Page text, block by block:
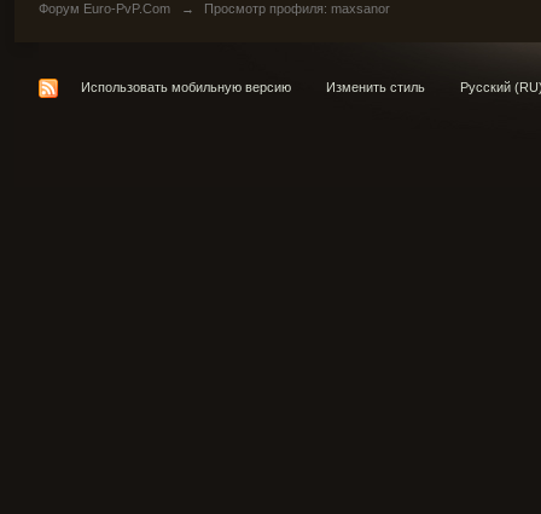
Форум Euro-PvP.Com → Просмотр профиля: maxsanor
Использовать мобильную версию Изменить стиль Русский